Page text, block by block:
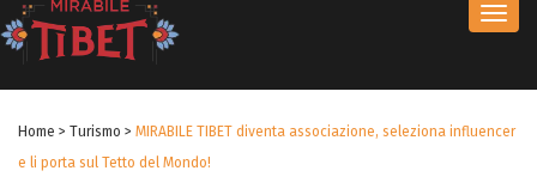
Home > Turismo > MIRABILE TIBET diventa associazione, seleziona influencer
e li porta sul Tetto del Mondo!